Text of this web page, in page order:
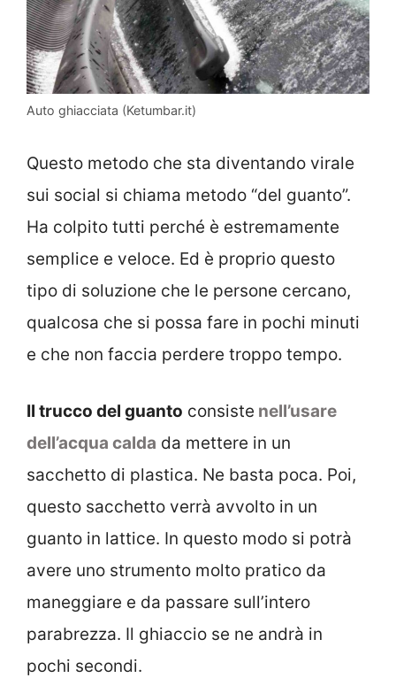
Auto ghiacciata (Ketumbar.it)
Questo metodo che sta diventando virale
sui social si chiama metodo “del guanto”.
Ha colpito tutti perché è estremamente
semplice e veloce. Ed è proprio questo
tipo di soluzione che le persone cercano,
qualcosa che si possa fare in pochi minuti
e che non faccia perdere troppo tempo.
Il trucco del guanto consiste nell’usare
dell’acqua calda da mettere in un
sacchetto di plastica. Ne basta poca. Poi,
questo sacchetto verrà avvolto in un
guanto in lattice. In questo modo si potrà
avere uno strumento molto pratico da
maneggiare e da passare sull’intero
parabrezza. Il ghiaccio se ne andrà in
pochi secondi.